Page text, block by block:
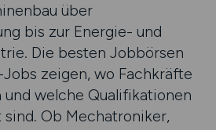
über
bis zur Energie- und
Die besten Jobbörsen
zeigen, wo Fachkräfte
welche Qualifikationen
Ob Mechatroniker,